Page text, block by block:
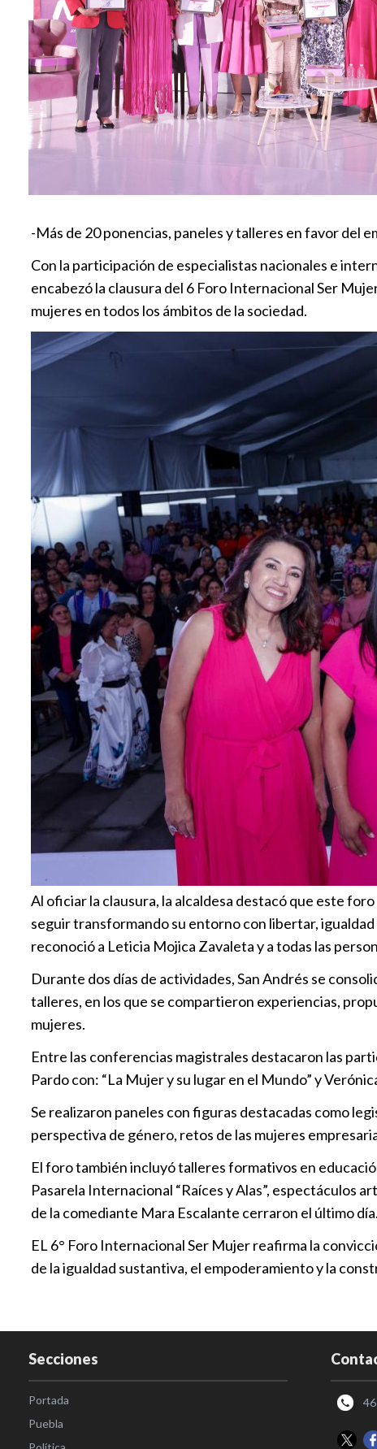
-Más de 20 ponencias, paneles y talleres en favor del
Con la participación de especialistas nacionales e
encabezó la clausura del 6 Foro Internacional Ser
mujeres en todos los ámbitos de la sociedad.
Al oficiar la clausura, la alcaldesa destacó que este
seguir transformando su entorno con libertar,
reconoció a Leticia Mojica Zavaleta y a todas las
Durante dos días de actividades, San Andrés se
talleres, en los que se compartieron experiencias,
mujeres.
Entre las conferencias magistrales destacaron las
Pardo con: “La Mujer y su lugar en el Mundo” y
Se realizaron paneles con figuras destacadas como
perspectiva de género, retos de las mujeres
El foro también incluyó talleres formativos en
Pasarela Internacional “Raíces y Alas”, espectáculos
de la comediante Mara Escalante cerraron el último día.
EL 6° Foro Internacional Ser Mujer reafirma la
de la igualdad sustantiva, el empoderamiento y la
Secciones
Portada
Puebla